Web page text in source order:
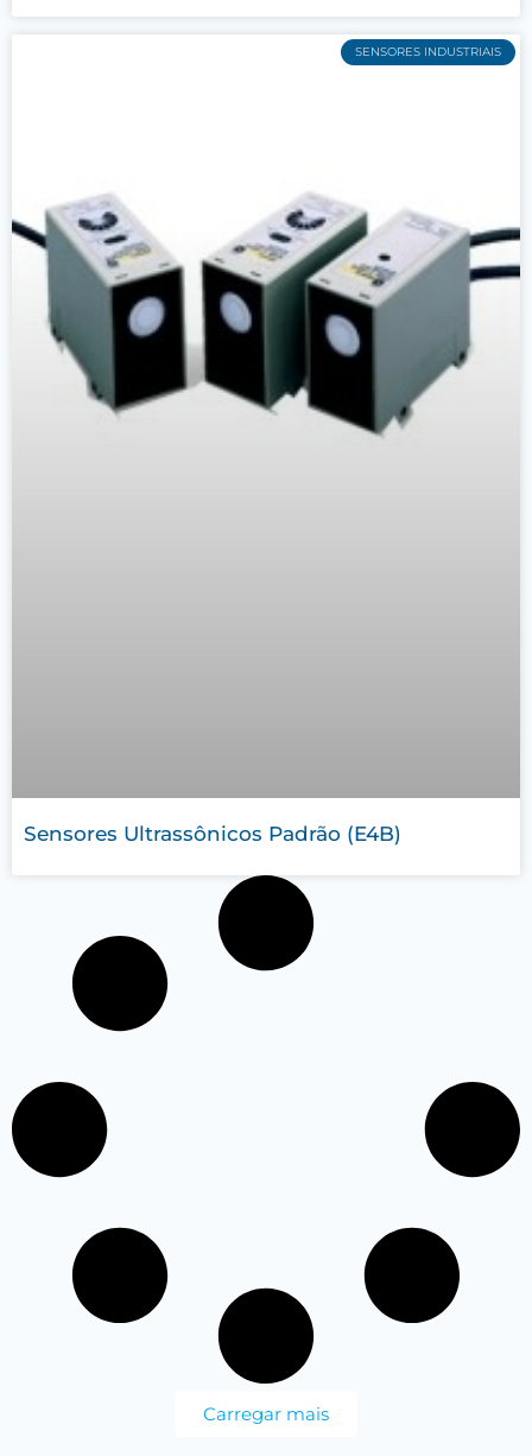
SENSORES INDUSTRIAIS
Sensores Ultrassônicos Padrão (E4B)
Carregar mais